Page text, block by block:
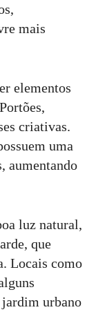
mais
elementos
criativas.
uma
aumentando
luz natural,
que
Locais como
jardim urbano